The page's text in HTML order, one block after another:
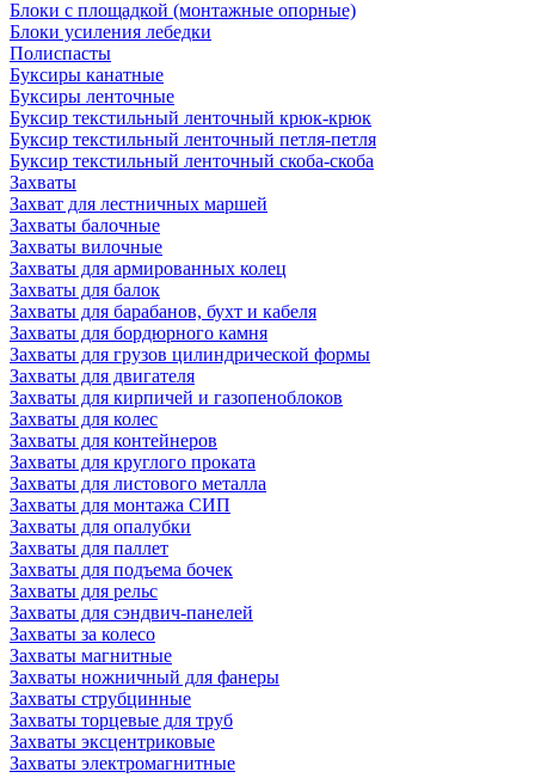
Блоки с площадкой (монтажные опорные)
Блоки усиления лебедки
Полиспасты
Буксиры канатные
Буксиры ленточные
Буксир текстильный ленточный крюк-крюк
Буксир текстильный ленточный петля-петля
Буксир текстильный ленточный скоба-скоба
Захваты
Захват для лестничных маршей
Захваты балочные
Захваты вилочные
Захваты для армированных колец
Захваты для балок
Захваты для барабанов, бухт и кабеля
Захваты для бордюрного камня
Захваты для грузов цилиндрической формы
Захваты для двигателя
Захваты для кирпичей и газопеноблоков
Захваты для колес
Захваты для контейнеров
Захваты для круглого проката
Захваты для листового металла
Захваты для монтажа СИП
Захваты для опалубки
Захваты для паллет
Захваты для подъема бочек
Захваты для рельс
Захваты для сэндвич-панелей
Захваты за колесо
Захваты магнитные
Захваты ножничный для фанеры
Захваты струбцинные
Захваты торцевые для труб
Захваты эксцентриковые
Захваты электромагнитные